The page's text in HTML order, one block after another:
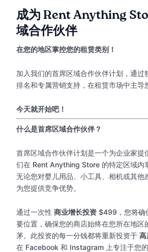
成为 Rent Anything
域合作伙伴
在您的地区掌控您的租赁类别！
加入我们的首席区域合作伙伴计划，通过
排名和专属营销支持，在租赁市场中主导
今天就开始吧！
什么是首席区域合作伙伴？
首席区域合作伙伴计划是一个为企业家提
们在 Rent Anything Store 的特定区域内
无论您对婴儿用品、小工具、相机或其他
为您提供竞争优势。
通过一次性 商业增长投资 $499，您将确
要位置，确保您的商店始终在您所在地区
茅。此投资的每一分钱都将重新投资于 高
在 Facebook 和 Instagram 上专注于您